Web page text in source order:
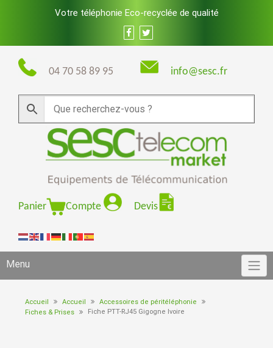
Votre téléphonie Eco-recyclée de qualité
04 70 58 89 95 info@sesc.fr
Panier Compte Devis
Menu
Accueil Accueil
Accessoires de péritéléphonie
Fiches & Prises
Fiche PTT-RJ45 Gigogne Ivoire